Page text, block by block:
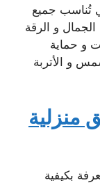
تُناسب جميع
و الرقة
و حماية
و الأتربة
منزلية
بكيفية